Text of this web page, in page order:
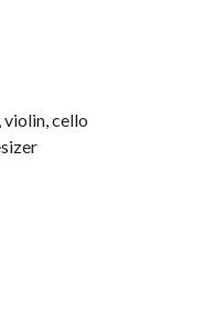
violin, cello